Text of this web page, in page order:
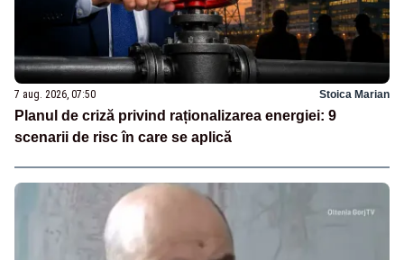
7 aug. 2026, 07:50 Stoica Marian
Planul de criză privind raționalizarea energiei: 9
scenarii de risc în care se aplică